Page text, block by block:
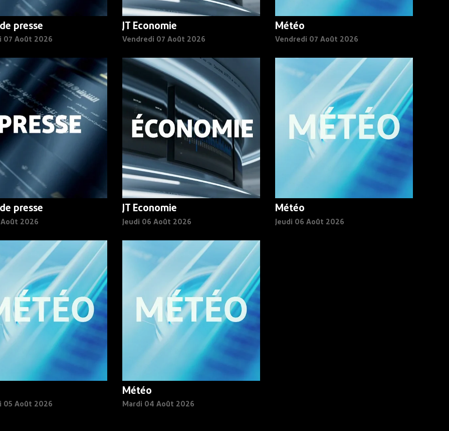
presse
07 Août 2026
JT Economie
Vendredi 07 Août 2026
Météo
Vendredi 07 Août 2026
presse
2026
JT Economie
Jeudi 06 Août 2026
Météo
Jeudi 06 Août 2026
05 Août 2026
Météo
Mardi 04 Août 2026